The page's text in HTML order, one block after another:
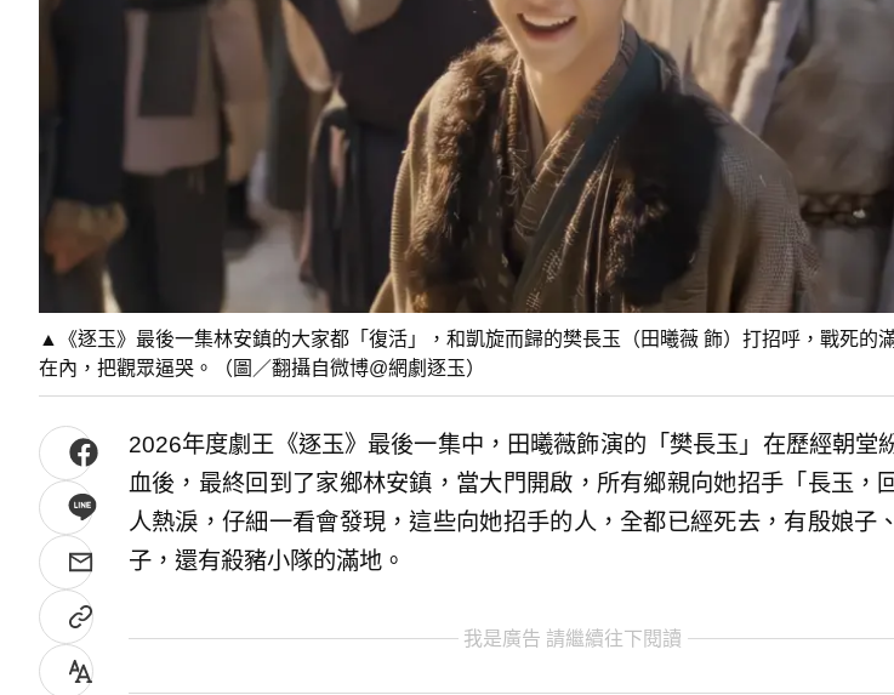
▲《逐玉》最後一集林安鎮的大家都「復活」，和凱旋而歸的樊長玉（田曦薇 飾）打招呼，戰死的
在內，把觀眾逼哭。（圖／翻攝自微博@網劇逐玉）
2026年度劇王《逐玉》最後一集中，田曦薇飾演的「樊長玉」在歷經朝堂
血後，最終回到了家鄉林安鎮，當大門開啟，所有鄉親向她招手「長玉，
人熱淚，仔細一看會發現，這些向她招手的人，全都已經死去，有殷娘子
子，還有殺豬小隊的滿地。
我是廣告 請繼續往下閱讀